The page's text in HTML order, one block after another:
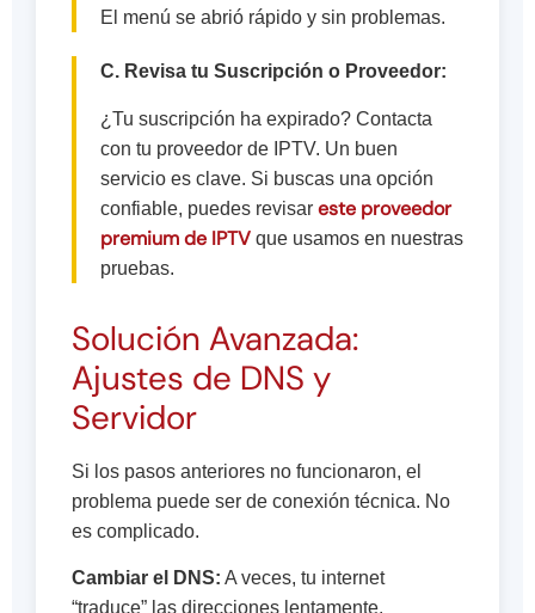
El menú se abrió rápido y sin problemas.
C. Revisa tu Suscripción o Proveedor:
¿Tu suscripción ha expirado? Contacta
con tu proveedor de IPTV. Un buen
servicio es clave. Si buscas una opción
confiable, puedes revisar este proveedor
premium de IPTV que usamos en nuestras
pruebas.
Solución Avanzada:
Ajustes de DNS y
Servidor
Si los pasos anteriores no funcionaron, el
problema puede ser de conexión técnica. No
es complicado.
Cambiar el DNS: A veces, tu internet
“traduce” las direcciones lentamente.